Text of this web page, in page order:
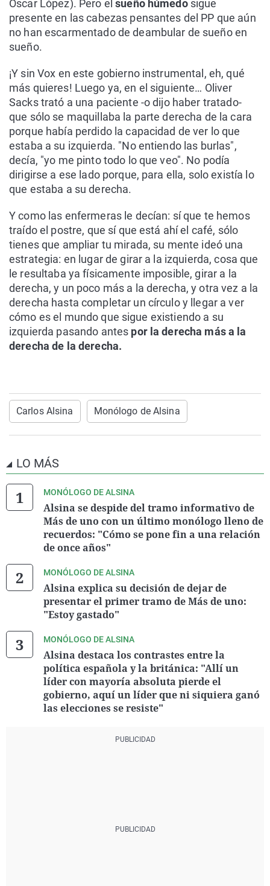
Óscar López). Pero elsueño húmedosigue
presente en las cabezas pensantes del PP que aún
no han escarmentado de deambular de sueño en
sueño.
¡Y sin Vox en este gobierno instrumental, eh, qué
más quieres! Luego ya, en el siguiente… Oliver
Sacks trató a una paciente -o dijo haber tratado-
que sólo se maquillaba la parte derecha de la cara
porque había perdido la capacidad de ver lo que
estaba a su izquierda. "No entiendo las burlas",
decía, "yo me pinto todo lo que veo". No podía
dirigirse a ese lado porque, para ella, solo existía lo
que estaba a su derecha.
Y como las enfermeras le decían: sí que te hemos
traído el postre, que sí que está ahí el café, sólo
tienes que ampliar tu mirada, su mente ideó una
estrategia: en lugar de girar a la izquierda, cosa que
le resultaba ya físicamente imposible, girar a la
derecha, y un poco más a la derecha, y otra vez a la
derecha hasta completar un círculo y llegar a ver
cómo es el mundo que sigue existiendo a su
izquierda pasando antes por la derecha más a la
derecha de la derecha.
Carlos Alsina Monólogo de Alsina
LO MÁS
MONÓLOGO DE ALSINA
Alsina se despide del tramo informativo de
Más de uno con un último monólogo lleno de
recuerdos: "Cómo se pone fin a una relación
de once años"
MONÓLOGO DE ALSINA
Alsina explica su decisión de dejar de
presentar el primer tramo de Más de uno:
"Estoy gastado"
MONÓLOGO DE ALSINA
Alsina destaca los contrastes entre la
política española y la británica: "Allí un
líder con mayoría absoluta pierde el
gobierno, aquí un líder que ni siquiera ganó
las elecciones se resiste"